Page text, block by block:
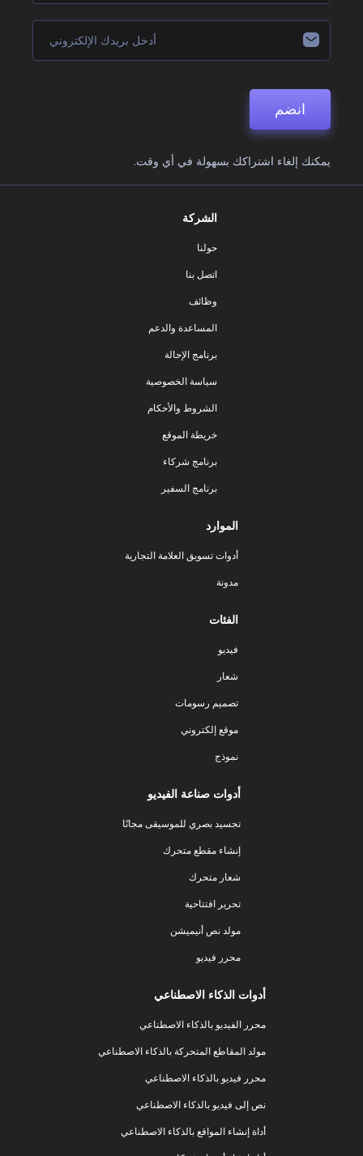
انضم
يمكنك إلغاء اشتراكك بسهولة في أي وقت.
الشركة
حولنا
اتصل بنا
وظائف
المساعدة والدعم
برنامج الإحالة
سياسة الخصوصية
الشروط والأحكام
خريطة الموقع
برنامج شركاء
برنامج السفير
الموارد
أدوات تسويق العلامة التجارية
مدونة
الفئات
فيديو
شعار
تصميم رسومات
موقع إلكتروني
نموذج
أدوات صناعة الفيديو
تجسيد بصري للموسيقى مجانًا
إنشاء مقطع متحرك
شعار متحرك
تحرير افتتاحية
مولد نص أنيميشن
محرر فيديو
أدوات الذكاء الاصطناعي
محرر الفيديو بالذكاء الاصطناعي
مولد المقاطع المتحركة بالذكاء الاصطناعي
محرر فيديو بالذكاء الاصطناعي
نص إلى فيديو بالذكاء الاصطناعي
أداة إنشاء المواقع بالذكاء الاصطناعي